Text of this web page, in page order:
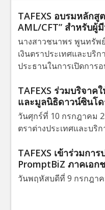
TAFEXS อบรมหลักสู
AML/CFT” สำหรับผู้
นางสาวชนาพร พูนทรั
เงินตราประเทศและบริก
ประธานในการเปิดการ
TAFEXS ร่วมบริจาค
และมูลนิธิดาวน์ซินโ
วันศุกร์ที่ 10 กรกฎาคม
ตราต่างประเทศและบริ
TAFEXS เข้าร่วมกา
PromptBiZ ภาคเอก
วันพฤหัสบดีที่ 9 กรกฎาค